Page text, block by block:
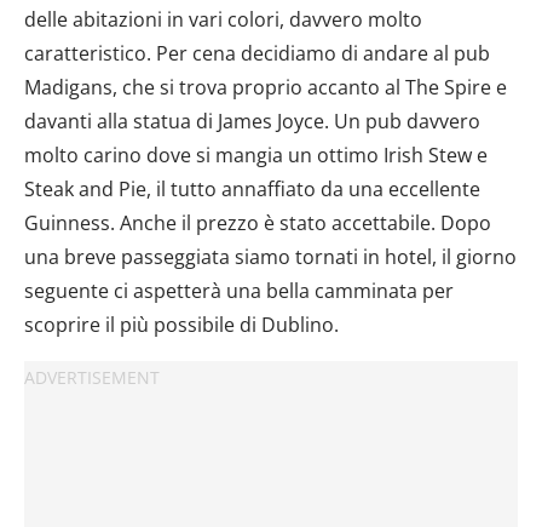
delle abitazioni in vari colori, davvero molto
caratteristico. Per cena decidiamo di andare al pub
Madigans, che si trova proprio accanto al The Spire e
davanti alla statua di James Joyce. Un pub davvero
molto carino dove si mangia un ottimo Irish Stew e
Steak and Pie, il tutto annaffiato da una eccellente
Guinness. Anche il prezzo è stato accettabile. Dopo
una breve passeggiata siamo tornati in hotel, il giorno
seguente ci aspetterà una bella camminata per
scoprire il più possibile di Dublino.